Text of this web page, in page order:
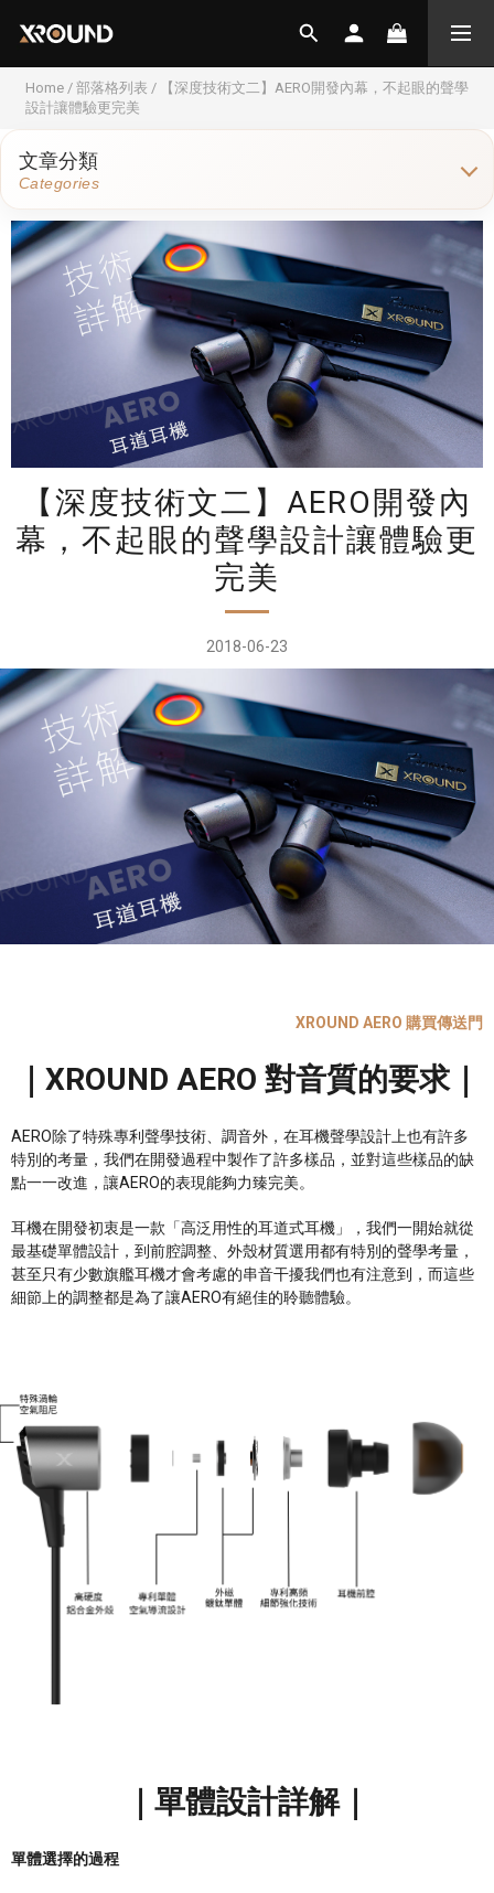
Home / 部落格列表 /
【深度技術文二】AERO開發內幕，不起眼的聲學
設計讓體驗更完美
【深度技術文二】AERO開發內
幕，不起眼的聲學設計讓體驗更
完美
2018-06-23
XROUND AERO 購買傳送門
｜XROUND AERO 對音質的要求｜
AERO除了特殊專利聲學技術、調音外，在耳機聲學設計上也有許多
特別的考量，我們在開發過程中製作了許多樣品，並對這些樣品的缺
點一一改進，讓AERO的表現能夠力臻完美。
耳機在開發初衷是一款「高泛用性的耳道式耳機」，我們一開始就從
最基礎單體設計，到前腔調整、外殼材質選用都有特別的聲學考量，
甚至只有少數旗艦耳機才會考慮的串音干擾我們也有注意到，而這些
細節上的調整都是為了讓AERO有絕佳的聆聽體驗。
｜單體設計詳解｜
單體選擇的過程
文章分類
Categories
XROUND 產品介紹 4
XROUND 技術深度解析 3
XROUND 開箱評測
XROUND 幕後日常